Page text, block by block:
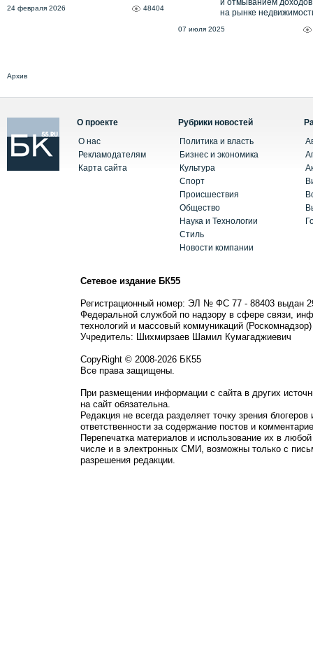
24 февраля 2026 48404
и отмыванием доходов
на рынке
07 июля 2025
Архив
О проекте
О нас
Рекламодателям
Карта сайта
Рубрики новостей
Политика и власть
Бизнес и экономика
Культура
Спорт
Происшествия
Общество
Наука и Технологии
Стиль
Новости компании
Сетевое издание БК55
Регистрационный номер: ЭЛ № ФС 77 - 88403 выдан
Федеральной службой по надзору в сфере связи,
технологий и массовый коммуникаций (Роскомнадзор)
Учредитель: Шихмирзаев Шамил Кумагаджиевич
CopyRight © 2008-2026 БК55
Все права защищены.
При размещении информации с сайта в других
на сайт обязательна.
Редакция не всегда разделяет точку зрения блогеров
ответственности за содержание постов и
Перепечатка материалов и использование их в
числе и в электронных СМИ, возможны только с
разрешения редакции.